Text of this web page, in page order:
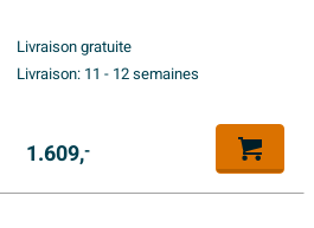
- mat blanc
Livraison gratuite
Livraison: 11 - 12 semaines
1.609,-